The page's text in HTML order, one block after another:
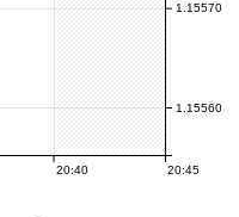
20:40 20:45
1.15560
1.15570